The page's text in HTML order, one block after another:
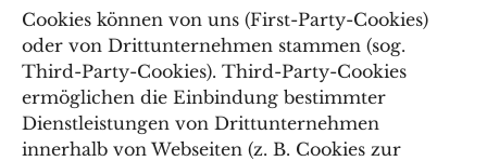
Cookies können von uns (First-Party-Cookies)
oder von Drittunternehmen stammen (sog.
Third-Party-Cookies). Third-Party-Cookies
ermöglichen die Einbindung bestimmter
Dienstleistungen von Drittunternehmen
innerhalb von Webseiten (z. B. Cookies zur